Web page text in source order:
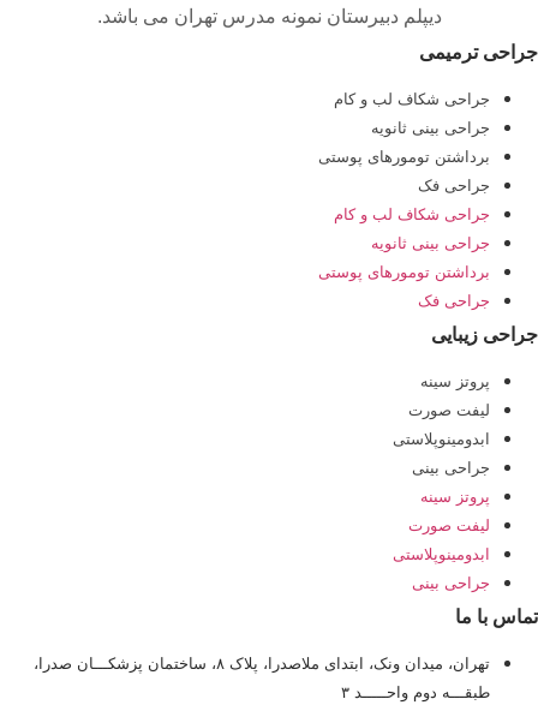
دیپلم دبیرستان نمونه مدرس تهران می باشد.
جراحی ترمیمی
جراحی شکاف لب و کام
جراحی بینی ثانویه
برداشتن تومورهای پوستی
جراحی فک
جراحی شکاف لب و کام
جراحی بینی ثانویه
برداشتن تومورهای پوستی
جراحی فک
جراحی زیبایی
پروتز سینه
لیفت صورت
ابدومینوپلاستی
جراحی بینی
پروتز سینه
لیفت صورت
ابدومینوپلاستی
جراحی بینی
تماس با ما
تهران، میدان ونک، ابتدای ملاصدرا، پلاک ۸، ساختمان پزشکـــان صدرا،
طبقـــه دوم واحـــــد ۳